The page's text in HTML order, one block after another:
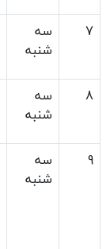
7
سه
شنبه
8
سه
شنبه
9
سه
شنبه